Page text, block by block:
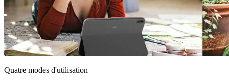
Quatre modes d'utilisation